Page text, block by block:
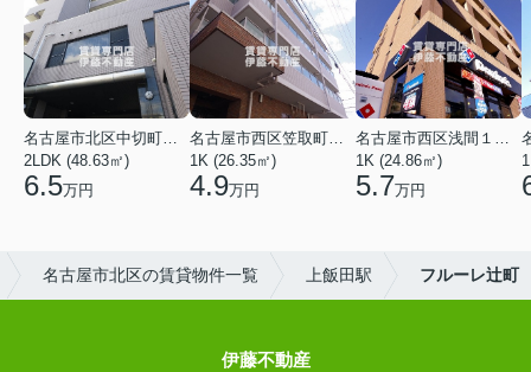
名古屋市北区中切町２丁目
2LDK (48.63㎡)
6.5万円
名古屋市西区笠取町４丁目
1K (26.35㎡)
4.9万円
名古屋市西区浅間１丁目
1K (24.86㎡)
5.7万円
名古屋市北区の賃貸物件一覧 上飯田駅 フルーレ辻町
伊藤不動産